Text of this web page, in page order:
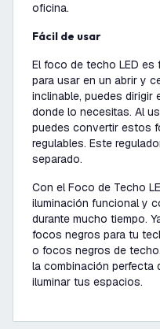
oficina.
Fácil de usar
El foco de techo LED
para usar en un abrir y
inclinable, puedes dirigir
donde lo necesitas. Al
puedes convertir estos
regulables. Este
separado.
Con el Foco de Techo
iluminación funcional y
durante mucho tiempo.
focos negros para tu
o focos negros de
la combinación perfecta
iluminar tus espacios.